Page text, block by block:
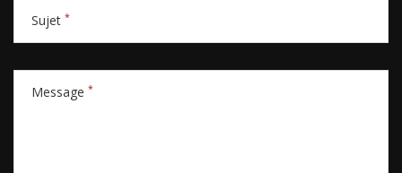
Sujet *
Message *